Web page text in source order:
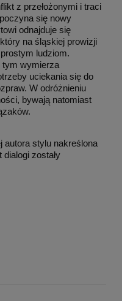
z przełożonymi i traci
się nowy
odnajduje się
na śląskiej prowizji
ludziom.
tym wymierza
uciekania się do
W odróżnieniu
bywają natomiast
autora stylu nakreślona
zostały